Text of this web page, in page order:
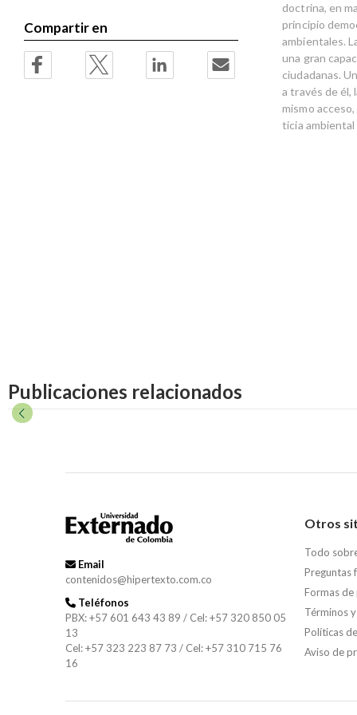
doctrina, en
principio
ambientales.
una gran
ciudadanas.
a través de él,
mismo
ticia
Compartir en
Publicaciones relacionados
Email
contenidos@hipertexto.com.co
Teléfonos
PBX: +57 601 643 43 89 / Cel: +57 320 850 05
13
Cel: +57 323 223 87 73 / Cel: +57 310 715 76
16
Otros
Todo
Preguntas
Formas de
Términos
Políticas
Aviso de